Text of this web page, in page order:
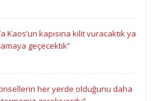
Kaos’un kapısına kilit vuracaktık ya
geçecektik”
her yerde olduğunu daha